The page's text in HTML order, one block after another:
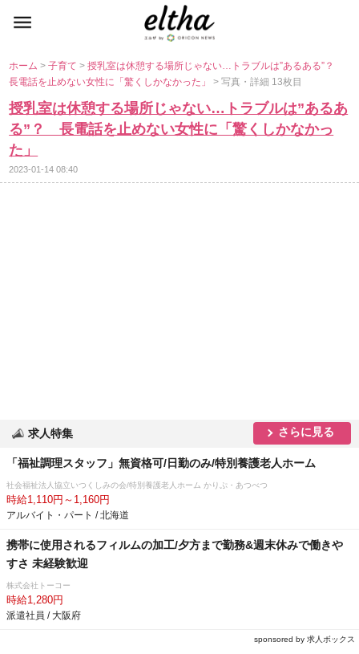
ホーム>子育て>授乳室は休憩する場所じゃない…トラブルは”あるある”？
長電話を止めない女性に「驚くしかなかった」> 写真・詳細 13枚目
授乳室は休憩する場所じゃない…トラブルは”あるあ
る”？ 長電話を止めない女性に「驚くしかなかっ
た」
2023-01-14 08:40
求人特集 さらに見る
「福祉調理スタッフ」無資格可/日勤のみ/特別養護老人ホーム
社会福祉法人協立いつくしみの会/特別養護老人ホーム かりぷ・あつべつ
時給1,110円～1,160円
アルバイト・パート / 北海道
携帯に使用されるフィルムの加工/夕方まで勤務&週末休みで働き
すさ 未経験歓迎
株式会社トーコー
時給1,280円
派遣社員 / 大阪府
sponsored by 求人ボックス